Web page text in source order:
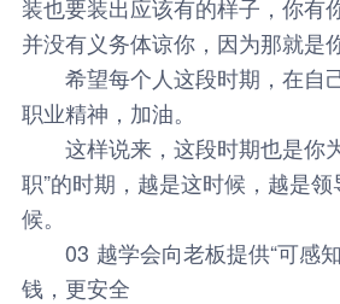
装也要装出应该有的样子，你有
并没有义务体谅你，因为那就是
希望每个人这段时期，在自
职业精神，加油。
这样说来，这段时期也是你
职”的时期，越是这时候，越是
候。
03 越学会向老板提供“可感
钱，更安全